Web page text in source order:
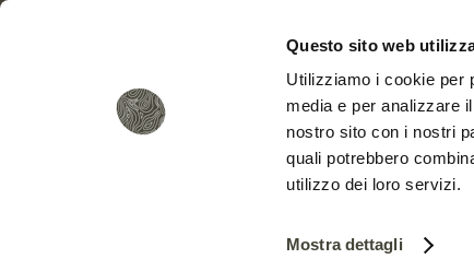
Questo sito web
Utilizziamo i cookie per
media e per analizzare
nostro sito con i nostri
quali potrebbero
utilizzo dei loro servizi.
Mostra dettagli